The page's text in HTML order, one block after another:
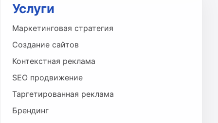
Услуги
Маркетинговая стратегия
Создание сайтов
Контекстная реклама
SEO продвижение
Таргетированная реклама
Брендинг